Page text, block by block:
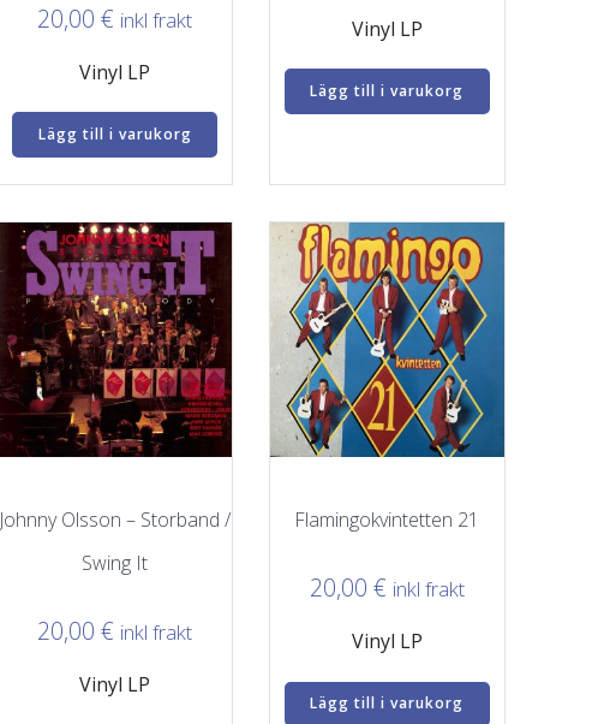
20,00€ inkl frakt
Vinyl LP
Lägg till i varukorg
Vinyl LP
Lägg till i varukorg
Johnny Olsson – Storband /
Swing It
20,00€ inkl frakt
Vinyl LP
Flamingokvintetten 21
20,00 € inkl frakt
Vinyl LP
Lägg till i varukorg